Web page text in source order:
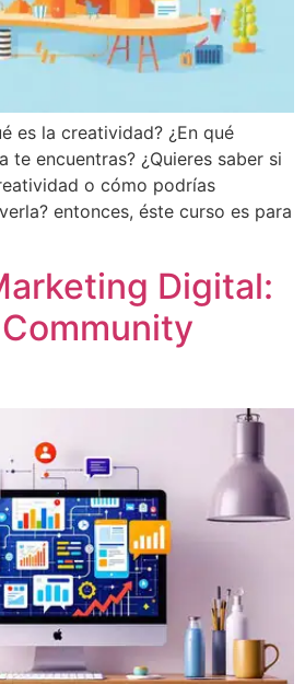
es la creatividad? ¿En qué
te encuentras? ¿Quieres saber si
o cómo podrías
entonces, éste curso es para
Digital: